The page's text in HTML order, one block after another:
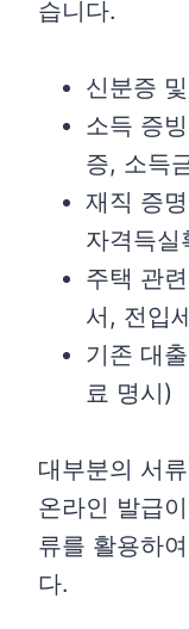
습니다.
신분증
소득 증
증, 소득
재직 증
자격득실
주택 관
서, 전입
기존 대
료 명시)
대부분의 서
온라인 발급
류를 활용하
다.